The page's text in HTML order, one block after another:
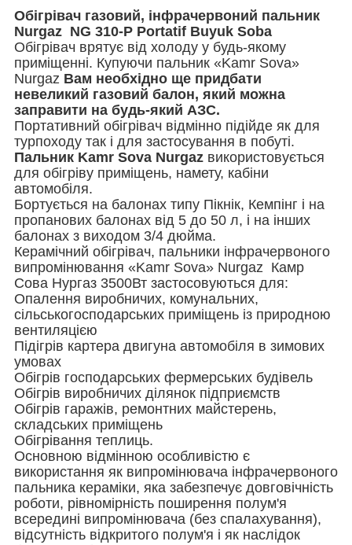
Обігрівач газовий, інфрачервоний пальник
Nurgaz NG 310-P Portatif Buyuk Soba
Обігрівач врятує від холоду у будь-якому
приміщенні. Купуючи пальник «Kamr Sova»
Nurgaz Вам необхідно ще придбати
невеликий газовий балон, який можна
заправити на будь-який АЗС.
Портативний обігрівач відмінно підійде як для
турпоходу так і для застосування в побуті.
Пальник Kamr Sova Nurgaz використовується
для обігріву приміщень, намету, кабіни
автомобіля.
Бортується на балонах типу Пікнік, Кемпінг і на
пропанових балонах від 5 до 50 л, і на інших
балонах з виходом 3/4 дюйма.
Керамічний обігрівач, пальники інфрачервоного
випромінювання «Kamr Sova» Nurgaz Камр
Сова Нургаз 3500Вт застосовуються для:
Опалення виробничих, комунальних,
сільськогосподарських приміщень із природною
вентиляцією
Підігрів картера двигуна автомобіля в зимових
умовах
Обігрів господарських фермерських будівель
Обігрів виробничих ділянок підприємств
Обігрів гаражів, ремонтних майстерень,
складських приміщень
Обігрівання теплиць.
Основною відмінною особливістю є
використання як випромінювача інфрачервоного
пальника кераміки, яка забезпечує довговічність
роботи, рівномірність поширення полум'я
всередині випромінювача (без спалахування),
відсутність відкритого полум'я і як наслідок